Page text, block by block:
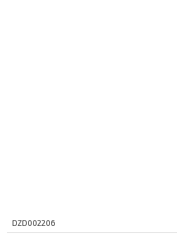
DZD002206